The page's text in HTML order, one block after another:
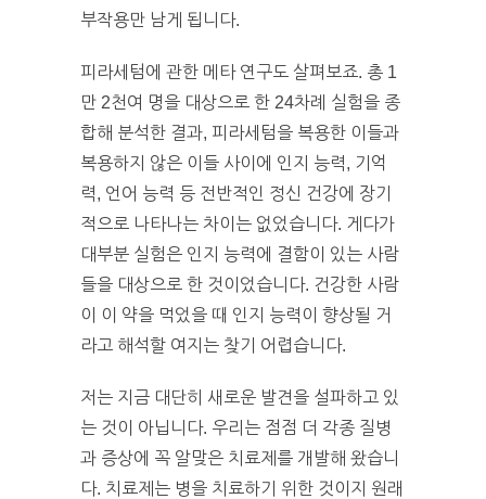
부작용만 남게 됩니다.
피라세텀에 관한 메타 연구도 살펴보죠. 총 1
만 2천여 명을 대상으로 한 24차례 실험을 종
합해 분석한 결과, 피라세텀을 복용한 이들과
복용하지 않은 이들 사이에 인지 능력, 기억
력, 언어 능력 등 전반적인 정신 건강에 장기
적으로 나타나는 차이는 없었습니다. 게다가
대부분 실험은 인지 능력에 결함이 있는 사람
들을 대상으로 한 것이었습니다. 건강한 사람
이 이 약을 먹었을 때 인지 능력이 향상될 거
라고 해석할 여지는 찾기 어렵습니다.
저는 지금 대단히 새로운 발견을 설파하고 있
는 것이 아닙니다. 우리는 점점 더 각종 질병
과 증상에 꼭 알맞은 치료제를 개발해 왔습니
다. 치료제는 병을 치료하기 위한 것이지 원래